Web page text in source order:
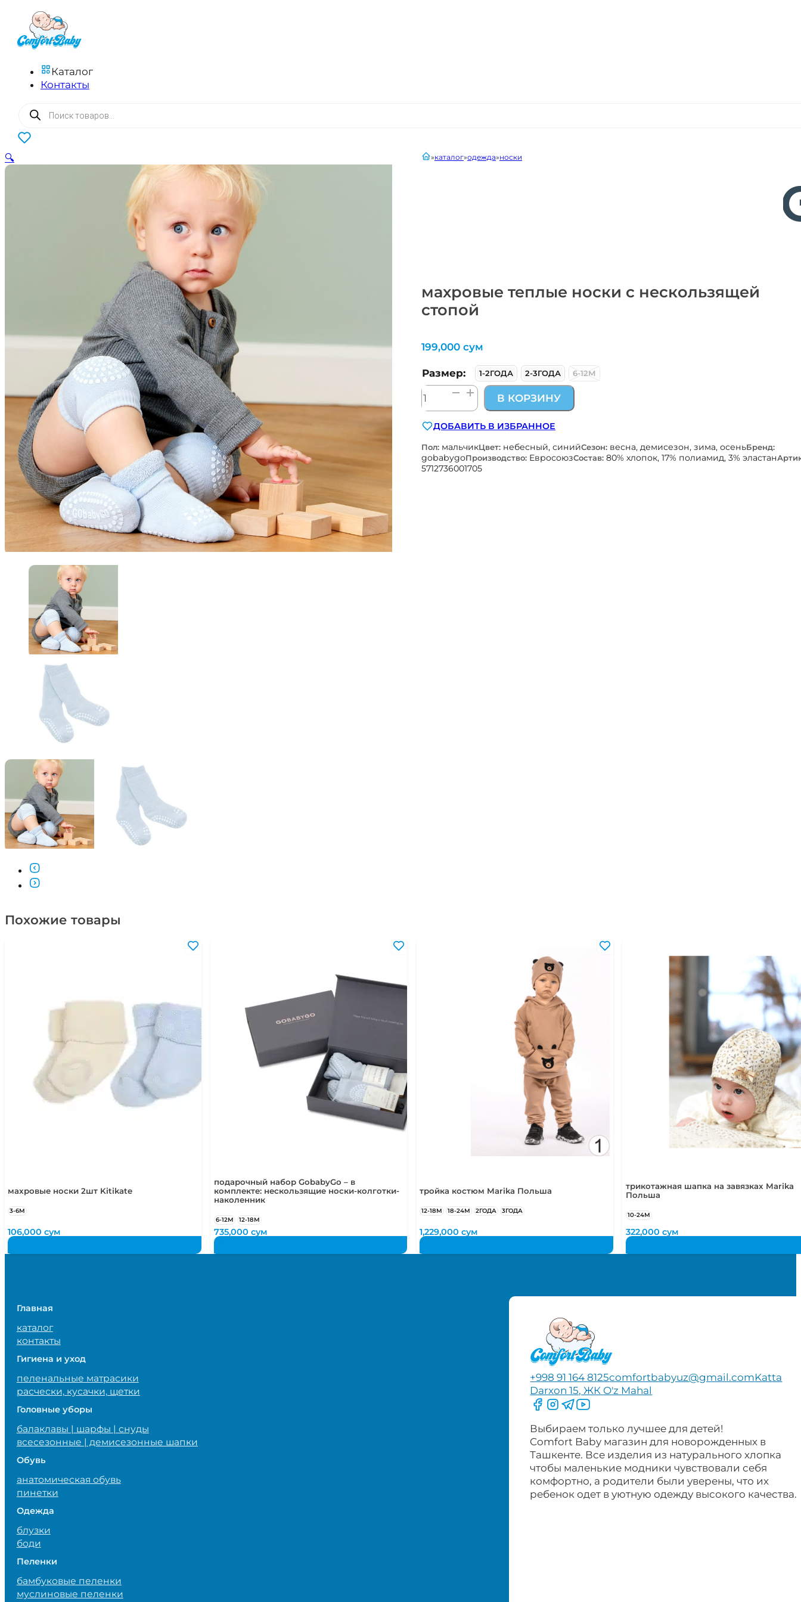
Каталог
Контакты
Поиск
товаров
0
махровые теплые носки с нескользящей
стопой
главнаякаталог одежда носки
199,000 сум
Размер: 1-2ГОДА 2-3ГОДА 6-12М
Количество
товара
теплые
носки
с
нескользящей
В КОРЗИНУ
ДОБАВИТЬ В ИЗБРАННОЕ
Пол: мальчикЦвет: небесный, синийСезон: весна, демисезон, зима, осеньБренд:
gobabygoПроизводство: ЕвросоюзСостав: 80% хлопок, 17% полиамид, 3% эластан
5712736001705
🔍
Похожие товары
махровые носки 2шт Kitikate
3-6М
106,000сум
подарочный набор GobabyGo – в
комплекте: нескользящие носки-колготки-
наколенник
6-12М 12-18М
735,000 сум
тройка костюм Marika Польша
12-18М 18-24М 2ГОДА 3ГОДА
1,229,000сум
трикотажная шапка на завязках Marika
Польша
10-24М
322,000 сум
Главная
каталог
контакты
Гигиена и уход
пеленальные матрасики
расчески, кусачки, щетки
Головные уборы
балаклавы | шарфы | снуды
всесезонные | демисезонные шапки
Обувь
анатомическая обувь
пинетки
Одежда
блузки
боди
Пеленки
бамбуковые пеленки
муслиновые пеленки
+998 91 164 8125comfortbabyuz@gmail.comKatta
Darxon 15, ЖК O'z Mahal
Следите за нами на Facebook
Следите за нами в Instagram
Следите за нами в Telegram
Следите за нами в YouTube
Выбираем только лучшее для детей!
Comfort Baby магазин для новорожденных в
Ташкенте. Все изделия из натурального хлопка
чтобы маленькие модники чувствовали себя
комфортно, а родители были уверены, что их
ребенок одет в уютную одежду высокого качества.